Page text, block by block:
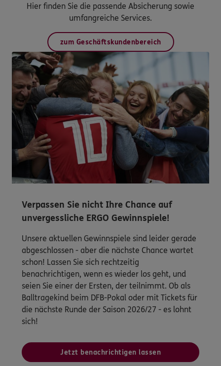
Hier finden Sie die passende Absicherung sowie
umfangreiche Services.
zum Geschäftskundenbereich
Verpassen Sie nicht Ihre Chance auf
unvergessliche ERGO Gewinnspiele!
Unsere aktuellen Gewinnspiele sind leider gerade
abgeschlossen - aber die nächste Chance wartet
schon! Lassen Sie sich rechtzeitig
benachrichtigen, wenn es wieder los geht, und
seien Sie einer der Ersten, der teilnimmt. Ob als
Balltragekind beim DFB-Pokal oder mit Tickets für
die nächste Runde der Saison 2026/27 - es lohnt
sich!
Jetzt benachrichtigen lassen